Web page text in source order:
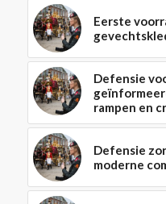
Eerste
Defensie
rampen en
Defensie
moderne